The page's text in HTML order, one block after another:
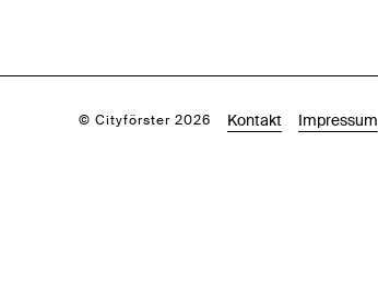
© Cityförster 2026 Kontakt Impressum